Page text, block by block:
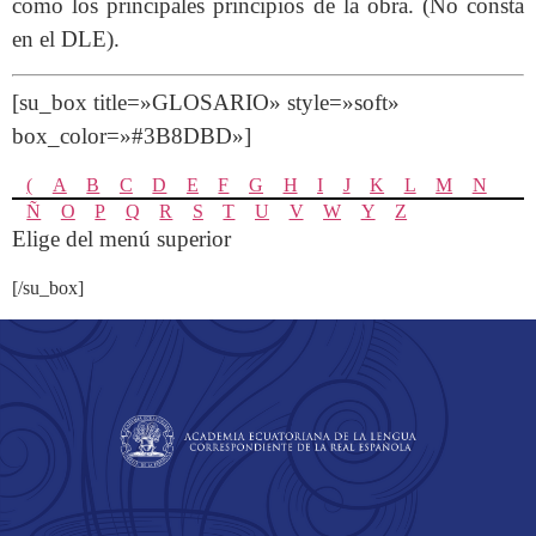
como los principales principios de la obra. (No consta
en el DLE).
[su_box title=»GLOSARIO» style=»soft»
box_color=»#3B8DBD»]
( A B C D E F G H I J K L M
N
Ñ
O P Q R S T U V W Y Z
Elige del menú superior
[/su_box]